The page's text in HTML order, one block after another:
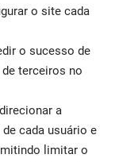
o site cada
o sucesso de
terceiros no
a
cada usuário e
limitar o